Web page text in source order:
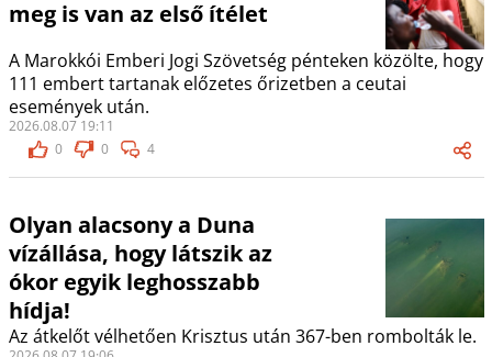
meg is van az első ítélet
A Marokkói Emberi Jogi Szövetség pénteken közölte, hogy
111 embert tartanak előzetes őrizetben a ceutai
események után.
2026.08.07 19:11
0
0 4
Olyan alacsony a Duna
vízállása, hogy látszik az
ókor egyik leghosszabb
hídja!
Az átkelőt vélhetően Krisztus után 367-ben rombolták le.